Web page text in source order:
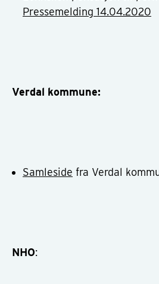
Pressemelding 14.04.2020
Verdal kommune:
Samleside fra Verdal
NHO: